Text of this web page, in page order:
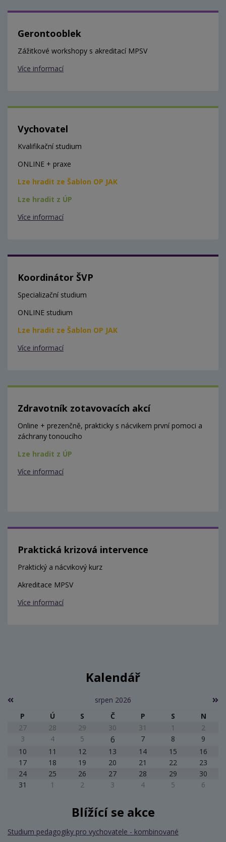
Gerontooblek
Zážitkové workshopy s akreditací MPSV
Více informací
Vychovatel
Kvalifikační studium
ONLINE + praxe
Lze hradit ze Šablon OP JAK
Lze hradit z ÚP
Více informací
Koordinátor ŠVP
Specializační studium
ONLINE studium
Lze hradit ze Šablon OP JAK
Více informací
Zdravotník zotavovacích akcí
Online + prezenčně, prakticky s nácvikem první pomoci a
záchrany tonoucího
Lze hradit z ÚP
Více informací
Praktická krizová intervence
Praktický a nácvikový kurz
Akreditace MPSV
Více informací
Kalendář
srpen 2026
P
Ú S Č P S
N
27
28 29 30 31 1
2
3
4 5 6 7 8
9
10
11 12 13 14 15
16
17
18 19 20 21 22
23
24
25 26 27 28 29
30
31
1 2 3 4 5 6
Blížící se akce
Studium pedagogiky pro vychovatele - kombinované